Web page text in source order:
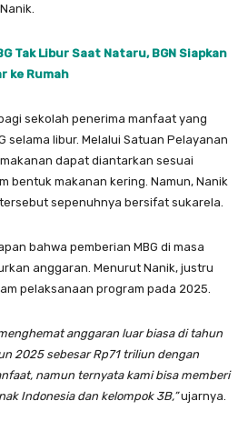
Tak Libur Saat Nataru, BGN Siapkan
ke Rumah
sekolah penerima manfaat yang
selama libur. Melalui Satuan Pelayanan
dapat diantarkan sesuai
bentuk makanan kering. Namun, Nanik
sepenuhnya bersifat sukarela.
bahwa pemberian MBG di masa
anggaran. Menurut Nanik, justru
pelaksanaan program pada 2025.
anggaran luar biasa di tahun
2025 sebesar Rp71 triliun dengan
namun ternyata kami bisa memberi
Indonesia dan kelompok 3B,”ujarnya.